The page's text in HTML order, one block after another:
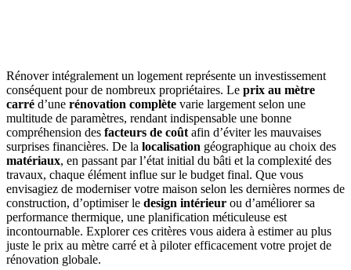
Rénover intégralement un logement représente un investissement
conséquent pour de nombreux propriétaires. Le prix au mètre
carré d’une rénovation complète varie largement selon une
multitude de paramètres, rendant indispensable une bonne
compréhension des facteurs de coût afin d’éviter les mauvaises
surprises financières. De la localisation géographique au choix des
matériaux, en passant par l’état initial du bâti et la complexité des
travaux, chaque élément influe sur le budget final. Que vous
envisagiez de moderniser votre maison selon les dernières normes de
construction, d’optimiser le design intérieur ou d’améliorer sa
performance thermique, une planification méticuleuse est
incontournable. Explorer ces critères vous aidera à estimer au plus
juste le prix au mètre carré et à piloter efficacement votre projet de
rénovation globale.